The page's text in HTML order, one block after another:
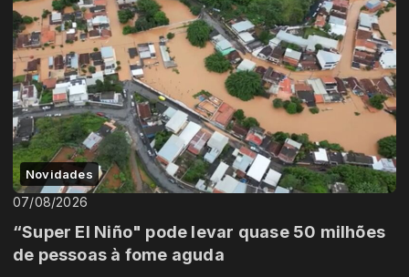
Novidades
07/08/2026
“Super El Niño" pode levar quase 50 milhões
de pessoas à fome aguda